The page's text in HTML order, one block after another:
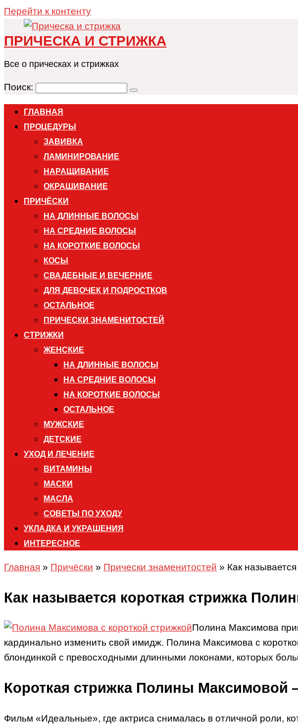
Перейти к контенту
ПРИЧЕСКА И СТРИЖКА
Все о прическах и стрижках
Поиск:
ГЛАВНАЯ
ПРОЦЕДУРЫ
ЗАВИВКА
ЛАМИНИРОВАНИЕ
НАРАЩИВАНИЕ
ОКРАШИВАНИЕ
ПРИЧЁСКИ
НА ДЛИННЫЕ ВОЛОСЫ
НА СРЕДНИЕ ВОЛОСЫ
НА КОРОТКИЕ ВОЛОСЫ
КОСЫ
СВАДЕБНЫЕ И ВЕЧЕРНИЕ
ДЛЯ ДЕВОЧЕК И ПОДРОСТКОВ
ОСТАЛЬНОЕ
ПРИЧЕСКИ ЗНАМЕНИТОСТЕЙ
СТРИЖКИ
ЖЕНСКИЕ
НА ДЛИННЫЕ ВОЛОСЫ
НА СРЕДНИЕ ВОЛОСЫ
НА КОРОТКИЕ ВОЛОСЫ
ОСТАЛЬНОЕ
МУЖСКИЕ
ДЕТСКИЕ
УХОД И ЛЕЧЕНИЕ
ВИТАМИНЫ
МАСКИ
МАСЛА
СОВЕТЫ ПО УХОДУ
УКЛАДКА И УКРАШЕНИЯ
ИНТЕРЕСНОЕ
Главная » Причёски » Прически знаменитостей » Как
Как называется короткая стрижка
Полина Максимова
кардинально изменить свой имидж. Полина Максимова с
блондинкой с превосходными длинными локонами, которых
Короткая стрижка Полины Максимовой
Фильм «Идеальные», где актриса снималась в отличной роли,